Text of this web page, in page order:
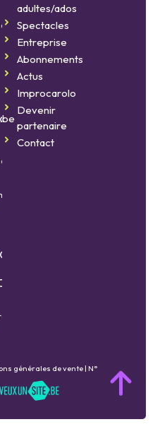
adultes/ados
Spectacles
Entreprise
Abonnements
Actus
Improcarolo
Devenir
partenaire
Contact
générales de vente | N°